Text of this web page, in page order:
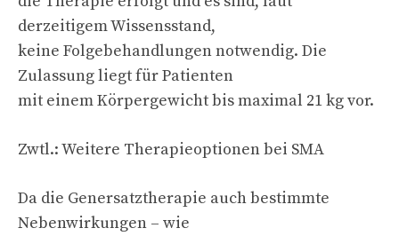
derzeitigem Wissensstand,
keine Folgebehandlungen notwendig. Die
Zulassung liegt für Patienten
mit einem Körpergewicht bis maximal 21 kg vor.
Zwtl.: Weitere Therapieoptionen bei SMA
Da die Genersatztherapie auch bestimmte
Nebenwirkungen – wie